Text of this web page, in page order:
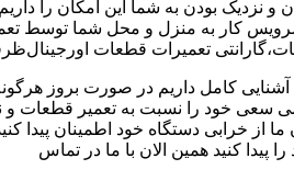
و نزدیک بودن به شما این امکان را
کار به منزل و محل شما توسط
تعمیرات قطعات اورجینال
کامل داریم در صورت بروز
سعی خود را نسبت به تعمیر قطعات و
از خرابی دستگاه خود اطمینان پیدا
کنید همین الان با ما در تماس